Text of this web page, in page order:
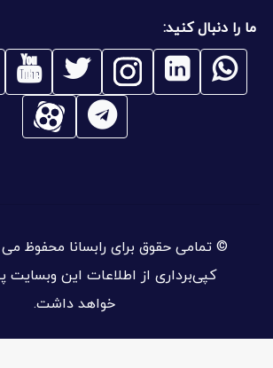
ما را دنبال کنید:
© تمامی حقوق برای رابسانا محفوظ می
کپی‌برداری از اطلاعات این وبسایت
خواهد داشت.